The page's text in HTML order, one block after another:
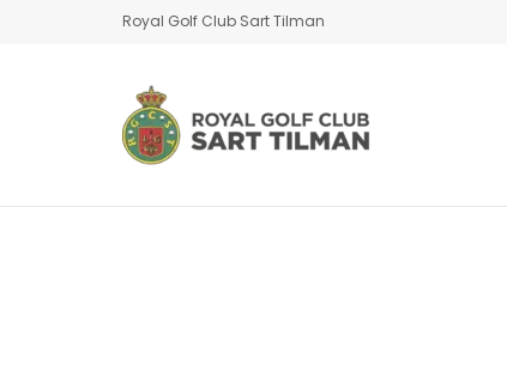
Royal Golf Club Sart Tilman